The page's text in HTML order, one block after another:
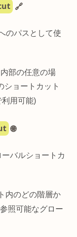
🔗
のパスとして使
部の任意の場
ショートカット
利用可能)
🌐
バルショートカ
内のどの階層か
照可能なグロー